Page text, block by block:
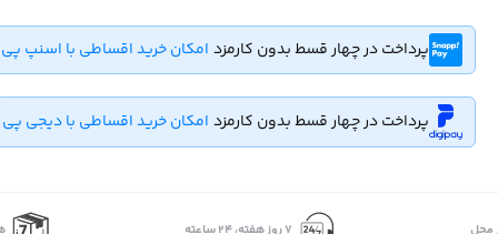
پرداخت در چهار قسط بدون کارمزد امکان خرید اقساطی با اسنپ پی
پرداخت در چهار قسط بدون کارمزد امکان خرید اقساطی با دیجی پی
محل ۷ روز ﻫﻔﺘﻪ، ۲۴ ﺳﺎﻋﺘﻪ